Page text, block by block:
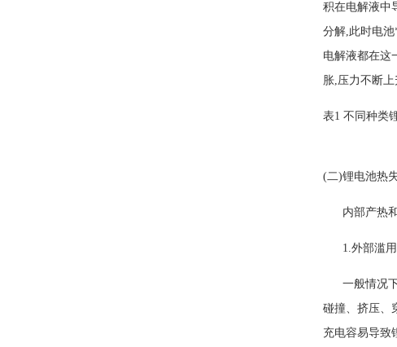
积在电解液中
分解,此时电
电解液都在这
胀,压力不断上
表1 不同种类
(二)锂电池热
内部产热和
1.外部滥用
一般情况下,
碰撞、挤压、
充电容易导致